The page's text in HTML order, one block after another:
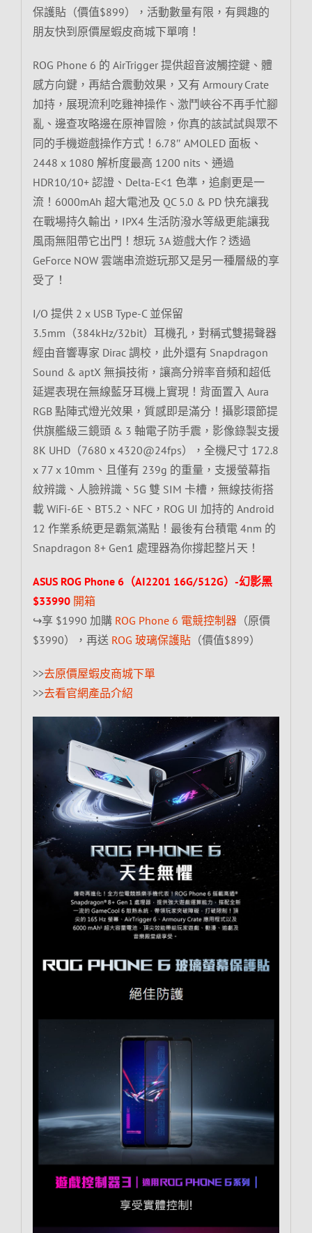
保護貼（價值$899），活動數量有限，有興趣的
朋友快到原價屋蝦皮商城下單唷！
ROG Phone 6 的 AirTrigger 提供超音波觸控鍵、體
感方向鍵，再結合震動效果，又有 Armoury Crate
加持，展現流利吃雞神操作、激鬥峽谷不再手忙腳
亂、邊查攻略邊在原神冒險，你真的該試試與眾不
同的手機遊戲操作方式！6.78″ AMOLED 面板、
2448 x 1080 解析度最高 1200 nits、通過
HDR10/10+ 認證、Delta-E<1 色準，追劇更是一
流！6000mAh 超大電池及 QC 5.0 & PD 快充讓我
在戰場持久輸出，IPX4 生活防潑水等級更能讓我
風雨無阻帶它出門！想玩 3A 遊戲大作？透過
GeForce NOW 雲端串流遊玩那又是另一種層級的享
受了！
I/O 提供 2 x USB Type-C 並保留
3.5mm（384kHz/32bit）耳機孔，對稱式雙揚聲器
經由音響專家 Dirac 調校，此外還有 Snapdragon
Sound & aptX 無損技術，讓高分辨率音頻和超低
延遲表現在無線藍牙耳機上實現！背面置入 Aura
RGB 點陣式燈光效果，質感即是滿分！攝影環節提
供旗艦級三鏡頭 & 3 軸電子防手震，影像錄製支援
8K UHD（7680 x 4320@24fps），全機尺寸 172.8
x 77 x 10mm、且僅有 239g 的重量，支援螢幕指
紋辨識、人臉辨識、5G 雙 SIM 卡槽，無線技術搭
載 WiFi-6E、BT5.2、NFC，ROG UI 加持的 Android
12 作業系統更是霸氣滿點！最後有台積電 4nm 的
Snapdragon 8+ Gen1 處理器為你撐起整片天！
ASUS ROG Phone 6（AI2201 16G/512G）-幻影黑
$33990 開箱
↪享 $1990 加購 ROG Phone 6 電競控制器（原價
$3990），再送 ROG 玻璃保護貼（價值$899）
>>去原價屋蝦皮商城下單
>>去看官網產品介紹